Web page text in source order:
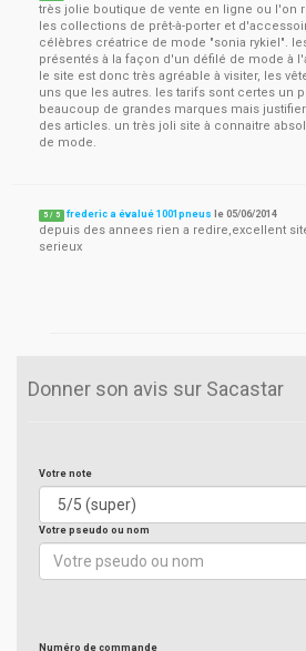
très jolie boutique de vente en ligne ou l'on
les collections de prêt-à-porter et
célèbres créatrice de mode "sonia rykiel".
présentés à la façon d'un défilé de mode à
le site est donc très agréable à visiter, les
uns que les autres. les tarifs sont certes un
beaucoup de grandes marques mais
des articles. un très joli site à connaitre
de mode.
5 / 5 frederic a évalué 1001pneus le05/06/2014
depuis des annees rien a redire,excellent
serieux
Donner son avis sur Sacastar
Votre note
Votre pseudo ou nom
Numéro de commande